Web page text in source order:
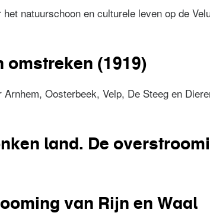
natuurschoon en culturele leven op de
omstreken (1919)
Arnhem, Oosterbeek, Velp, De Steeg en
land. De
van Rijn en Waal